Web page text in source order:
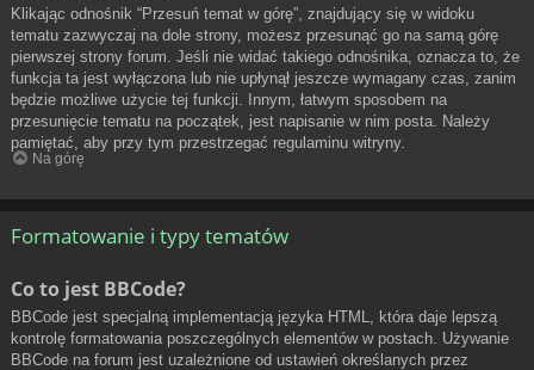
Klikając odnośnik “Przesuń temat w górę”, znajdujący się w widoku
tematu zazwyczaj na dole strony, możesz przesunąć go na samą górę
pierwszej strony forum. Jeśli nie widać takiego odnośnika, oznacza to, że
funkcja ta jest wyłączona lub nie upłynął jeszcze wymagany czas, zanim
będzie możliwe użycie tej funkcji. Innym, łatwym sposobem na
przesunięcie tematu na początek, jest napisanie w nim posta. Należy
pamiętać, aby przy tym przestrzegać regulaminu witryny.
Na górę
Formatowanie i typy tematów
Co to jest BBCode?
BBCode jest specjalną implementacją języka HTML, która daje lepszą
kontrolę formatowania poszczególnych elementów w postach. Używanie
BBCode na forum jest uzależnione od ustawień określanych przez